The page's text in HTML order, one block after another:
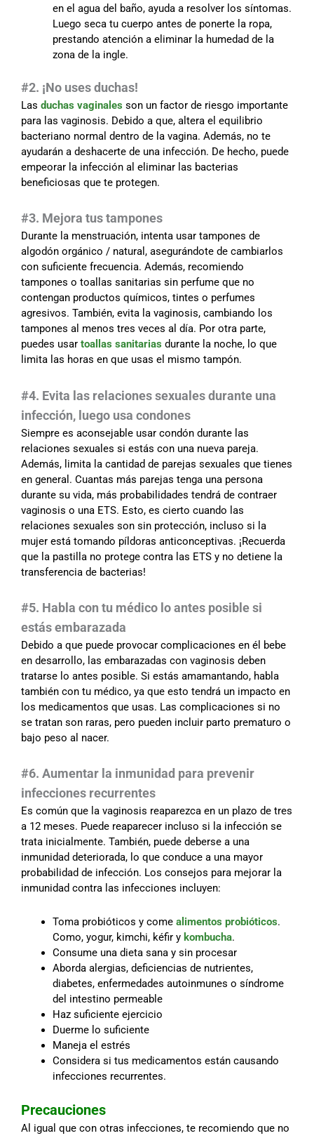
en el agua del baño, ayuda a resolver los síntomas.
Luego seca tu cuerpo antes de ponerte la ropa,
prestando atención a eliminar la humedad de la
zona de la ingle.
#2. ¡No uses duchas!
Las duchas vaginales son un factor de riesgo importante
para las vaginosis. Debido a que, altera el equilibrio
bacteriano normal dentro de la vagina. Además, no te
ayudarán a deshacerte de una infección. De hecho, puede
empeorar la infección al eliminar las bacterias
beneficiosas que te protegen.
#3. Mejora tus tampones
Durante la menstruación, intenta usar tampones de
algodón orgánico / natural, asegurándote de cambiarlos
con suficiente frecuencia. Además, recomiendo
tampones o toallas sanitarias sin perfume que no
contengan productos químicos, tintes o perfumes
agresivos. También, evita la vaginosis, cambiando los
tampones al menos tres veces al día. Por otra parte,
puedes usar toallas sanitarias durante la noche, lo que
limita las horas en que usas el mismo tampón.
#4. Evita las relaciones sexuales durante una
infección, luego usa condones
Siempre es aconsejable usar condón durante las
relaciones sexuales si estás con una nueva pareja.
Además, limita la cantidad de parejas sexuales que tienes
en general. Cuantas más parejas tenga una persona
durante su vida, más probabilidades tendrá de contraer
vaginosis o una ETS. Esto, es cierto cuando las
relaciones sexuales son sin protección, incluso si la
mujer está tomando píldoras anticonceptivas. ¡Recuerda
que la pastilla no protege contra las ETS y no detiene la
transferencia de bacterias!
#5. Habla con tu médico lo antes posible si
estás embarazada
Debido a que puede provocar complicaciones en él bebe
en desarrollo, las embarazadas con vaginosis deben
tratarse lo antes posible. Si estás amamantando, habla
también con tu médico, ya que esto tendrá un impacto en
los medicamentos que usas. Las complicaciones si no
se tratan son raras, pero pueden incluir parto prematuro o
bajo peso al nacer.
#6. Aumentar la inmunidad para prevenir
infecciones recurrentes
Es común que la vaginosis reaparezca en un plazo de tres
a 12 meses. Puede reaparecer incluso si la infección se
trata inicialmente. También, puede deberse a una
inmunidad deteriorada, lo que conduce a una mayor
probabilidad de infección. Los consejos para mejorar la
inmunidad contra las infecciones incluyen:
Toma probióticos y come alimentos probióticos.
Como, yogur, kimchi, kéfir y kombucha.
Consume una dieta sana y sin procesar
Aborda alergias, deficiencias de nutrientes,
diabetes, enfermedades autoinmunes o síndrome
del intestino permeable
Haz suficiente ejercicio
Duerme lo suficiente
Maneja el estrés
Considera si tus medicamentos están causando
infecciones recurrentes.
Precauciones
Al igual que con otras infecciones, te recomiendo que no